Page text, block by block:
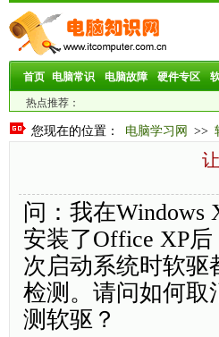
首页 电脑常识 电脑故障 硬件专区
热点推荐：
您现在的位置： 电脑学习网 >>
问：我在Windows
安装了Office XP后
次启动系统时软驱
检测。请问如何取
测软驱？